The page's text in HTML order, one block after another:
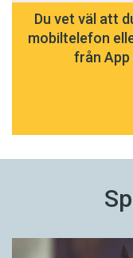
Du vet väl att
mobiltelefon
från App